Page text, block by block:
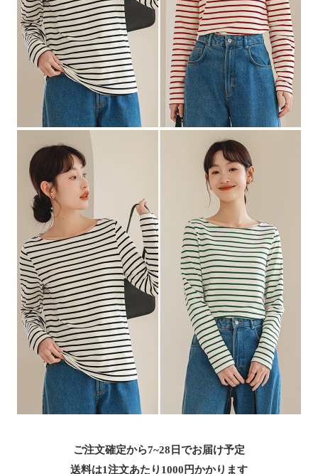
ご注文確定から7~28日でお届け予定
送料は1注文あたり 1000 円かかります